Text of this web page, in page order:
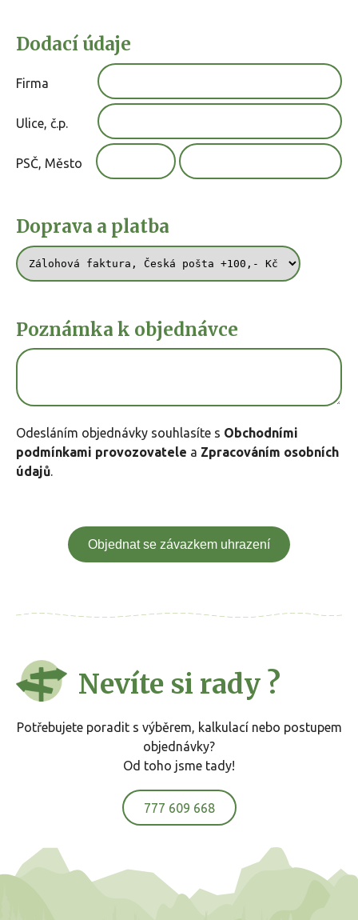
Dodací údaje
Firma
Ulice, č.p.
PSČ, Město
Doprava a platba
Poznámka k objednávce
Odesláním objednávky souhlasíte s Obchodními
podmínkami provozovatele a Zpracováním osobních
údajů.
Objednat se závazkem uhrazení
Nevíte si rady ?
Potřebujete poradit s výběrem, kalkulací nebo postupem
objednávky?
Od toho jsme tady!
777 609 668